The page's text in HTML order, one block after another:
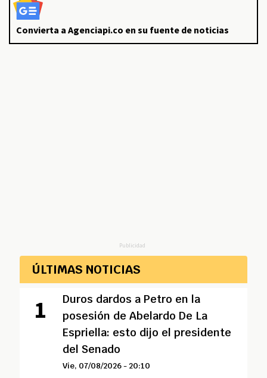
Convierta a Agenciapi.co en su fuente de noticias
Publicidad
ÚLTIMAS NOTICIAS
Duros dardos a Petro en la
posesión de Abelardo De La
Espriella: esto dijo el presidente
del Senado
Vie, 07/08/2026 - 20:10